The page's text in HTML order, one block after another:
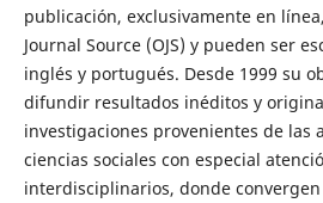
publicación, exclusivamente en
Journal Source (OJS) y pueden ser
inglés y portugués. Desde 1999 su
difundir resultados inéditos y
investigaciones provenientes de las
ciencias sociales con especial
interdisciplinarios, donde